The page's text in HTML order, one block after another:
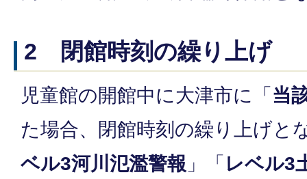
2 閉館時刻の繰り上げ
児童館の開館中に大津市に「 当
た場合、閉館時刻の繰り上げと
ベル3河川氾濫警報 」「 レベル3